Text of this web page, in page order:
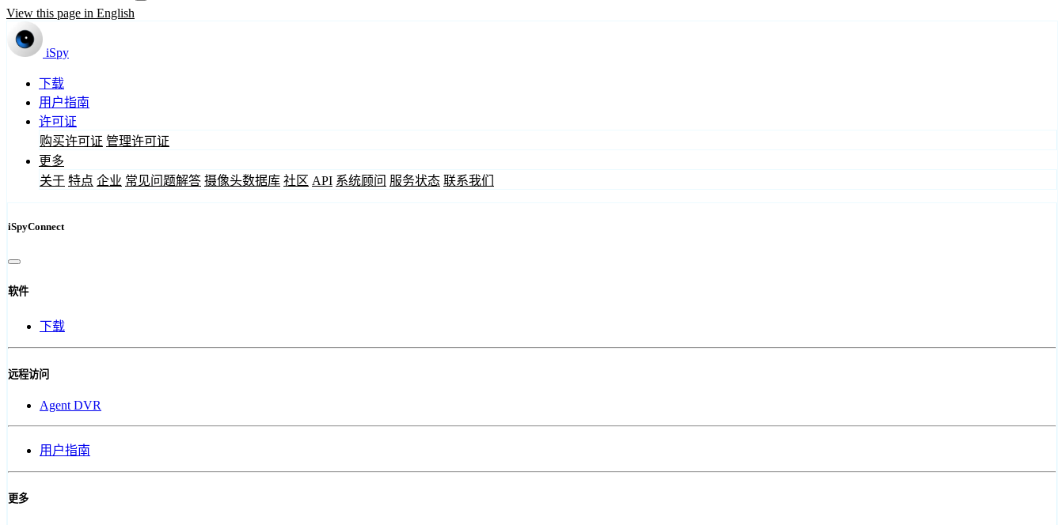
View this page in English
iSpy
下载
用户指南
许可证
购买许可证 管理许可证
更多
关于 特点 企业 常见问题解答 摄像头数据库 社区 API 系统顾问 服务状态 联系我们
iSpyConnect
软件
下载
远程访问
Agent DVR
用户指南
更多